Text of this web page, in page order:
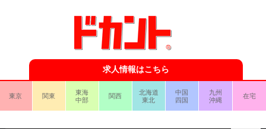
求人情報はこちら
東京 関東
東海
中部
関西
北海道
東北
中国
四国
九州
沖縄
在宅